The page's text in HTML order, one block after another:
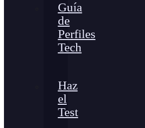
Guía
de
Perfiles
Tech
Haz
el
Test